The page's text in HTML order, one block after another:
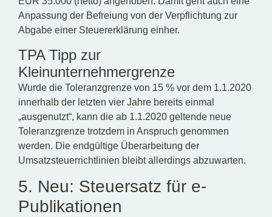
Anpassung der Befreiung von der Verpflichtung zur
Abgabe einer Steuererklärung einher.
TPA Tipp zur
Kleinunternehmergrenze
Wurde die Toleranzgrenze von 15 % vor dem 1.1.2020
innerhalb der letzten vier Jahre bereits einmal
„ausgenutzt“, kann die ab 1.1.2020 geltende neue
Toleranzgrenze trotzdem in Anspruch genommen
werden. Die endgültige Überarbeitung der
Umsatzsteuerrichtlinien bleibt allerdings abzuwarten.
5. Neu: Steuersatz für e-
Publikationen